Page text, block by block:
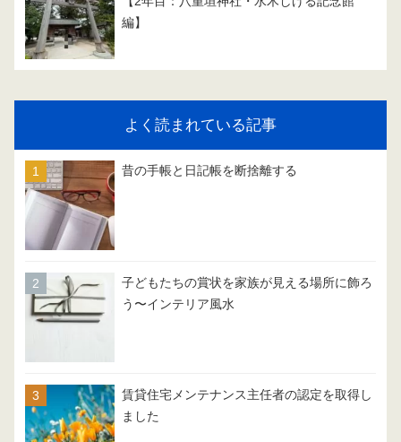
編】
よく読まれている記事
昔の手帳と日記帳を断捨離する
子どもたちの賞状を家族が見える場所に飾ろ
う〜インテリア風水
賃貸住宅メンテナンス主任者の認定を取得し
ました